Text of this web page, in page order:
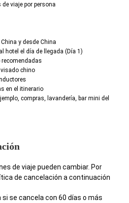
viaje por persona
y desde China
hotel el día de llegada (Día 1)
chino
en el itinerario
compras, lavandería, bar mini del
de viaje pueden cambiar. Por
de cancelación a continuación
se cancela con 60 días o más